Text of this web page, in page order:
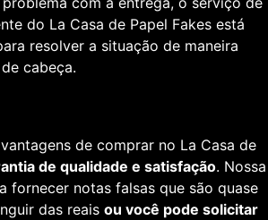
do La Casa de Papel Fakes está
resolver a situação de maneira
cabeça.
de comprar no La Casa de
de qualidade e satisfação. Nossa
fornecer notas falsas que são quase
das reais ou você pode solicitar